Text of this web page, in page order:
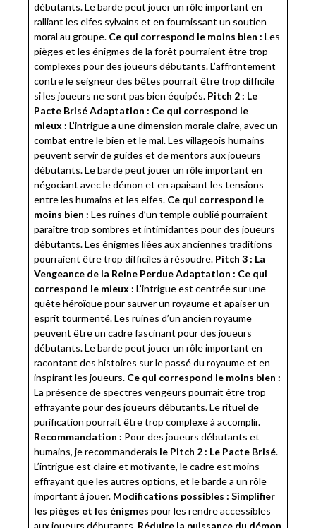
débutants. Le barde peut jouer un rôle important en
ralliant les elfes sylvains et en fournissant un soutien
moral au groupe. Ce qui correspond le moins bien : Les
pièges et les énigmes de la forêt pourraient être trop
complexes pour des joueurs débutants. L’affrontement
contre le seigneur des bêtes pourrait être trop difficile
si les joueurs ne sont pas bien équipés. Pitch 2 : Le
Pacte Brisé Adaptation : Ce qui correspond le
mieux : L’intrigue a une dimension morale claire, avec un
combat entre le bien et le mal. Les villageois humains
peuvent servir de guides et de mentors aux joueurs
débutants. Le barde peut jouer un rôle important en
négociant avec le démon et en apaisant les tensions
entre les humains et les elfes. Ce qui correspond le
moins bien : Les ruines d’un temple oublié pourraient
paraître trop sombres et intimidantes pour des joueurs
débutants. Les énigmes liées aux anciennes traditions
pourraient être trop difficiles à résoudre. Pitch 3 : La
Vengeance de la Reine Perdue Adaptation : Ce qui
correspond le mieux : L’intrigue est centrée sur une
quête héroïque pour sauver un royaume et apaiser un
esprit tourmenté. Les ruines d’un ancien royaume
peuvent être un cadre fascinant pour des joueurs
débutants. Le barde peut jouer un rôle important en
racontant des histoires sur le passé du royaume et en
inspirant les joueurs. Ce qui correspond le moins bien :
La présence de spectres vengeurs pourrait être trop
effrayante pour des joueurs débutants. Le rituel de
purification pourrait être trop complexe à accomplir.
Recommandation : Pour des joueurs débutants et
humains, je recommanderais le Pitch 2 : Le Pacte Brisé.
L’intrigue est claire et motivante, le cadre est moins
effrayant que les autres options, et le barde a un rôle
important à jouer. Modifications possibles : Simplifier
les pièges et les énigmes pour les rendre accessibles